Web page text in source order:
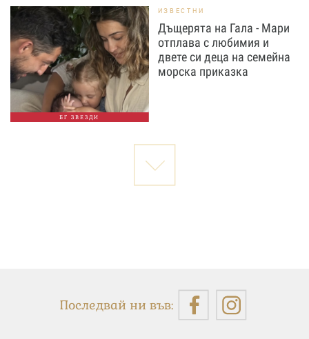
БГ ЗВЕЗДИ
ИЗВЕСТНИ
Дъщерята на Гала - Мари
отплава с любимия и
двете си деца на семейна
морска приказка
Последвай ни във: